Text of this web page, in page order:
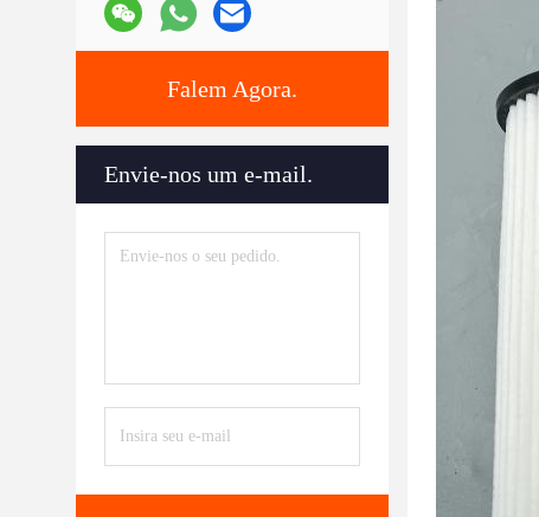
Falem Agora.
Envie-nos um e-mail.